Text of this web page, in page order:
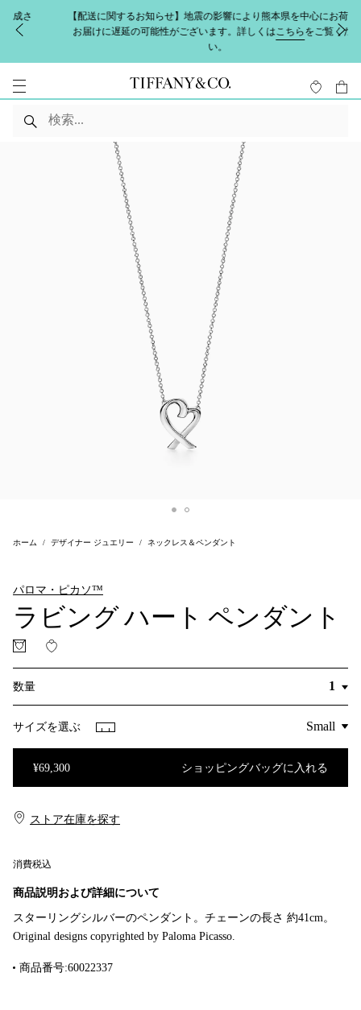
【配送に関するお知らせ】地震の影響により熊本県を中心にお荷物の
お届けに遅延の可能性がございます。詳しくはこちらをご覧くださ
ホーム デザイナー ジュエリー ネックレス＆ペンダント
パロマ・ピカソ™
ラビング ハート ペンダント
数量
サイズを選ぶ
¥69,300 ショッピングバッグに入れる
消費税込
ストア在庫を探す​​
商品説明および詳細について
スターリングシルバーのペンダント。チェーンの長さ 約41cm。
Original designs copyrighted by Paloma Picasso.
商品番号:60022337